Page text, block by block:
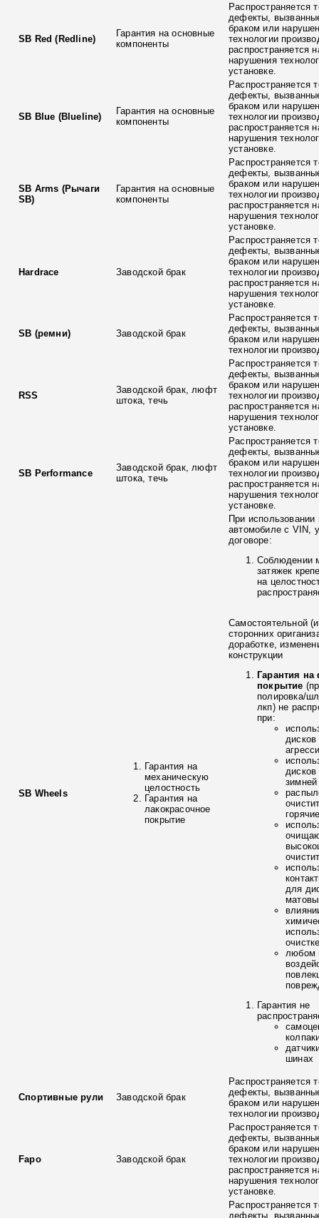
SB Red (Redline)
Гарантия на основные
компоненты
Распространяется
дефекты,
браком или
технологии
распространяется
нарушения
установке.
SB Blue (Blueline)
Гарантия на основные
компоненты
Распространяется
дефекты,
браком или
технологии
распространяется
нарушения
установке.
SB Arms (Рычаги
SB)
Гарантия на основные
компоненты
Распространяется
дефекты,
браком или
технологии
распространяется
нарушения
установке.
Hardrace Заводской брак
Распространяется
дефекты,
браком или
технологии
распространяется
нарушения
установке.
SB (ремни) Заводской брак
Распространяется
дефекты,
браком или
технологии
RSS
Заводской брак, люфт
штока, течь
Распространяется
дефекты,
браком или
технологии
распространяется
нарушения
установке.
SB Performance
Заводской брак, люфт
штока, течь
Распространяется
дефекты,
браком или
технологии
распространяется
нарушения
установке.
SB Wheels
Гарантия на
механическую
целостность
Гарантия на
лакокрасочное
покрытие
При использовании
автомобиле с VIN,
договоре:
Соблюдении
затяжек
на
Самостоятельной
сторонних
доработке,
конструкции
Гарантия
покрытие
полировка/
лкп) не
при:
зимней
для
любом
Гарантия не
шинах
Спортивные рули Заводской брак
Распространяется
дефекты,
браком или
технологии
Fapo Заводской брак
Распространяется
дефекты,
браком или
технологии
распространяется
нарушения
установке.
Распространяется
дефекты,